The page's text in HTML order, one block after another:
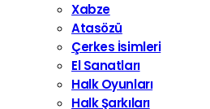
Xabze
Atasözü
Çerkes İsimleri
El Sanatları
Halk Oyunları
Halk Şarkıları